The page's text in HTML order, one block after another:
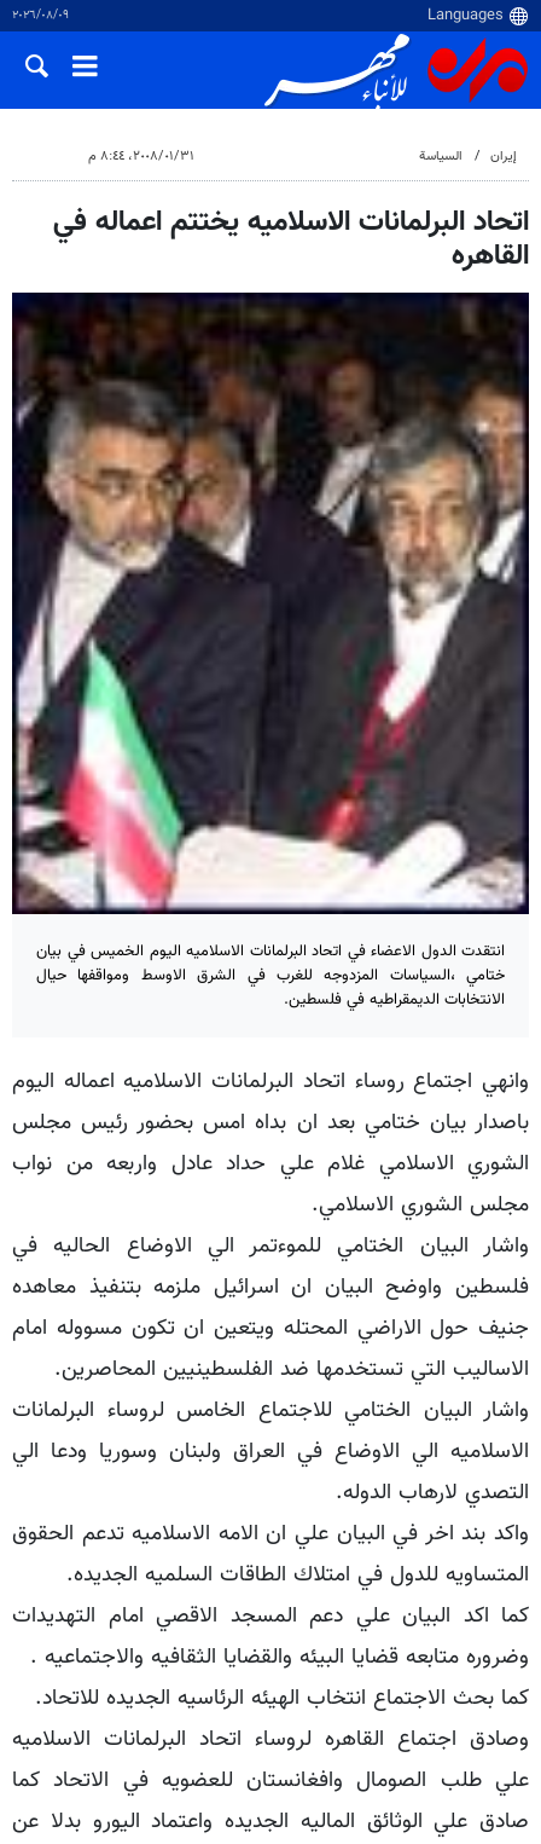
٠٩‏/٠٨‏/٢٠٢٦
إيران السياسة ٣١‏/٠١‏/٢٠٠٨، ٨:٤٤ م
اتحاد البرلمانات الاسلاميه يختتم اعماله في
القاهره
انتقدت الدول الاعضاء في اتحاد البرلمانات الاسلاميه اليوم الخميس في بيان
ختامي ،السياسات المزدوجه للغرب في الشرق الاوسط ومواقفها حيال
الانتخابات الديمقراطيه في فلسطين.
وانهي اجتماع روساء اتحاد البرلمانات الاسلاميه اعماله اليوم
باصدار بيان ختامي بعد ان بداه امس بحضور رئيس مجلس
الشوري الاسلامي غلام علي حداد عادل واربعه من نواب
مجلس الشوري الاسلامي.
واشار البيان الختامي للموء‌تمر الي الاوضاع الحاليه في
فلسطين واوضح البيان ان اسرائيل ملزمه بتنفيذ معاهده
جنيف حول الاراضي المحتله ويتعين ان تكون مسووله امام
الاساليب التي تستخدمها ضد الفلسطينيين المحاصرين.
واشار البيان الختامي للاجتماع الخامس لروساء البرلمانات
الاسلاميه الي الاوضاع في العراق ولبنان وسوريا ودعا الي
التصدي لارهاب الدوله.
واكد بند اخر في البيان علي ان الامه الاسلاميه تدعم الحقوق
المتساويه للدول في امتلاك الطاقات السلميه الجديده.
كما اكد البيان علي دعم المسجد الاقصي امام التهديدات
وضروره متابعه قضايا البيئه والقضايا الثقافيه والاجتماعيه .
كما بحث الاجتماع انتخاب الهيئه الرئاسيه الجديده للاتحاد.
وصادق اجتماع القاهره لروساء اتحاد البرلمانات الاسلاميه
علي طلب الصومال وافغانستان للعضويه في الاتحاد كما
صادق علي الوثائق الماليه الجديده واعتماد اليورو بدلا عن